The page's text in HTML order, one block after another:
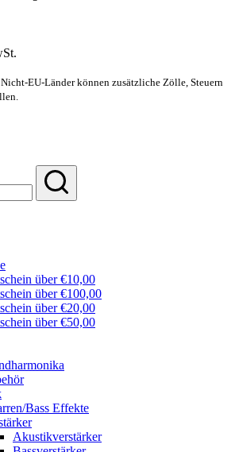
EU-Länder können zusätzliche Zölle, Steuern
über €10,00
über €100,00
über €20,00
über €50,00
Bass Effekte
Akustikverstärker